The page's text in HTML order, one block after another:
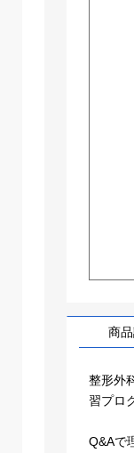
商
整形外
習プロ
Q&Aで